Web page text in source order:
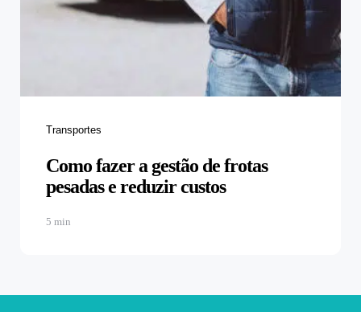
Categories
Transportes
Como fazer a gestão de frotas
pesadas e reduzir custos
5 min